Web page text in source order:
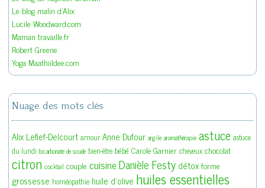
Le blog malin d'Alix
Lucile Woodward.com
Maman travaille.fr
Robert Greene
Yoga Maathiildee.com
Nuage des mots clés
Alix Lefief-Delcourt amour Anne Dufour argile aromathérapie astuce astuce
du lundi bicarbonate de soude bien-être bébé Carole Garnier cheveux chocolat
citron cocktail couple cuisineDanièle Festy détoxforme
grossesse homéopathie huile d'olive huiles essentielles